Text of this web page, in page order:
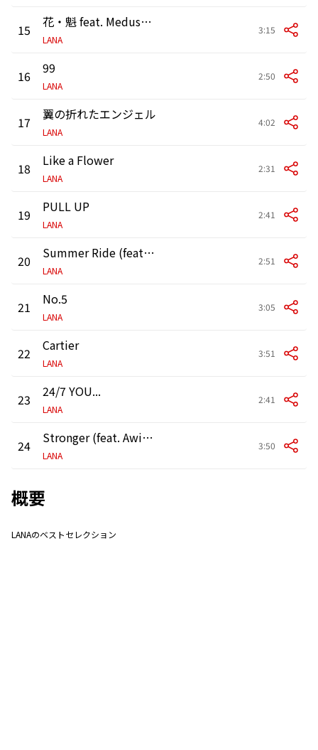
15 花・魁 feat. Medusa, E.V.P & IFE
LANA
3:15
16 99
LANA
2:50
17 翼の折れたエンジェル
LANA
4:02
18 Like a Flower
LANA
2:31
19 PULL UP
LANA
2:41
20 Summer Ride (feat. ¥ellow Bucks)
LANA
2:51
21 No.5
LANA
3:05
22 Cartier
LANA
3:51
23 24/7 YOU...
LANA
2:41
24 Stronger (feat. Awich)
LANA
3:50
概要
LANAのベストセレクション